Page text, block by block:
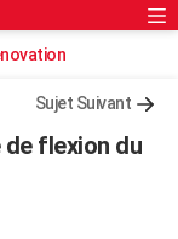
Rechercher
Sujet Suivant
flexion du